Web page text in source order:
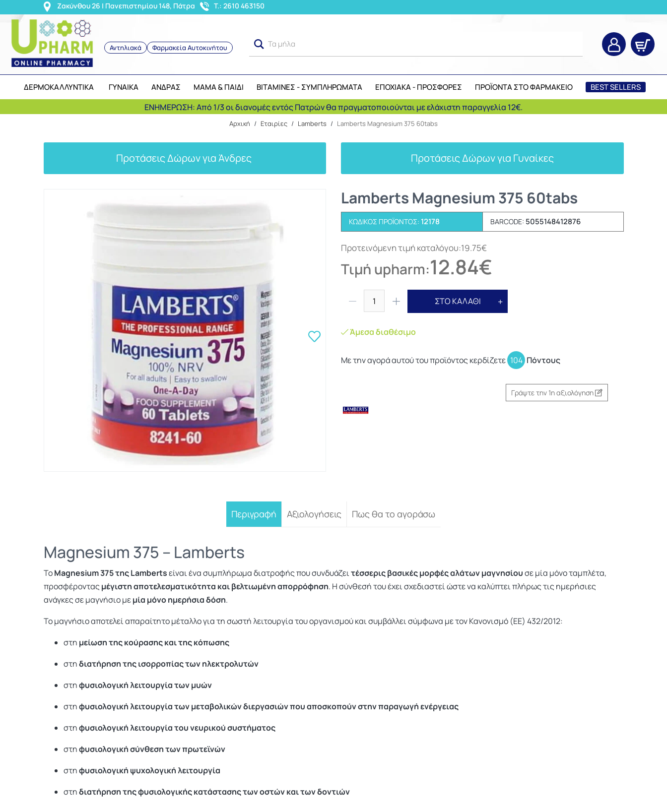
Ζακύνθου 26 | Πανεπιστημίου 148, Πάτρα T.: 2610 463150
Αντηλιακά Φαρμακεία Αυτοκινήτου Τα μήλα ανήκουν στ
ΔΕΡΜΟΚΑΛΛΥΝΤΙΚΑ ΓΥΝΑΙΚΑ ΑΝΔΡΑΣ ΜΑΜΑ & ΠΑΙΔΙ ΒΙΤΑΜΙΝΕΣ - ΣΥΜΠΛΗΡΩΜΑΤΑ ΕΠΟΧΙΑΚΑ - ΠΡΟΣΦΟΡΕΣ ΠΡΟΪΟΝΤΑ ΣΤΟ ΦΑΡΜΑΚΕΙΟ BEST SELLERS
ΕΝΗΜΕΡΩΣΗ: Από 1/3 οι διανομές εντός Πατρών θα πραγματοποιούνται με ελάχιστη παραγγελία 12€.
Αρχική / Εταιρίες / Lamberts / Lamberts Magnesium 375 60tabs
Προτάσεις Δώρων για Άνδρες Προτάσεις Δώρων για Γυναίκες
Lamberts Magnesium 375 60tabs
ΚΩΔΙΚΌΣ ΠΡΟΪΌΝΤΟΣ: 12178 BARCODE: 5055148412876
Προτεινόμενη τιμή καταλόγου:19.75€
Τιμή upharm:12.84€
ΣΤΟ ΚΑΛΑΘΙ
Άμεσα διαθέσιμο
Με την αγορά αυτού του προϊόντος κερδίζετε 104 Πόντους
Γράψτε την 1η αξιολόγηση
Περιγραφή Αξιολογήσεις Πως θα το αγοράσω
Magnesium 375 – Lamberts
ΤοMagnesium 375 της Lambertsείναι ένα συμπλήρωμα διατροφής που συνδυάζειτέσσερις βασικές μορφές αλάτων μαγνησίουσε μία μόνο ταμπλέτα,
προσφέρονταςμέγιστη αποτελεσματικότητα και βελτιωμένη απορρόφηση. Η σύνθεσή του έχει σχεδιαστεί ώστε να καλύπτει πλήρως τις ημερήσιες
ανάγκες σε μαγνήσιο μεμία μόνο ημερήσια δόση.
Το μαγνήσιο αποτελεί απαραίτητο μέταλλο για τη σωστή λειτουργία του οργανισμού και συμβάλλει σύμφωνα με τον Κανονισμό (ΕΕ) 432/2012:
στη μείωση της κούρασης και της κόπωσης
στηδιατήρηση της ισορροπίας των ηλεκτρολυτών
στηφυσιολογική λειτουργία των μυών
στηφυσιολογική λειτουργία των μεταβολικών διεργασιών που αποσκοπούν στην παραγωγή ενέργειας
στηφυσιολογική λειτουργία του νευρικού συστήματος
στηφυσιολογική σύνθεση των πρωτεϊνών
στηφυσιολογική ψυχολογική λειτουργία
στηδιατήρηση της φυσιολογικής κατάστασης των οστών και των δοντιών